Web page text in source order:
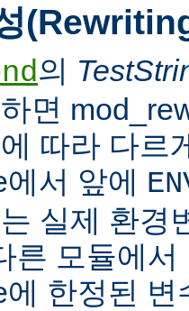
의
면
따라 다르
서 앞에
실제 환경
른 모듈에
한정된 변